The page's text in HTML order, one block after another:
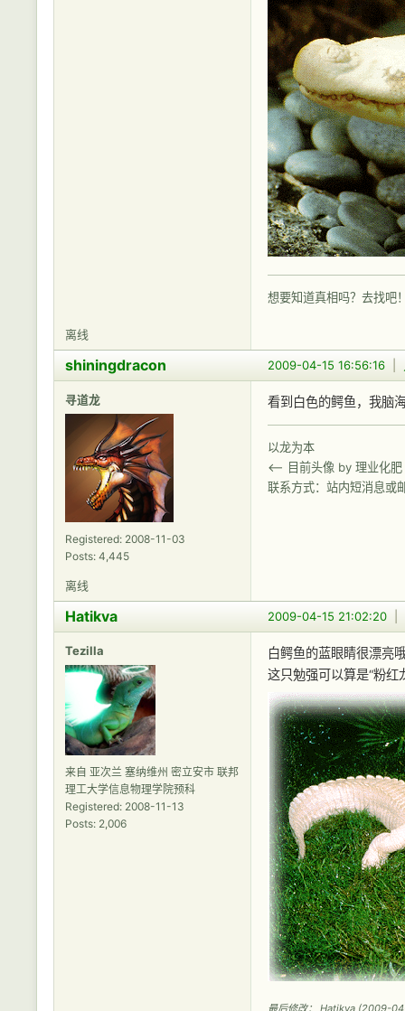
想要知道真相吗？去找吧
离线
2009-04-15 16:56:16
shiningdracon
寻道龙
Registered: 2008-11-03
Posts: 4,445
看到白色的鳄鱼，我脑
以龙为本
<-- 目前头像 by 理业化肥
联系方式：站内短消息或
离线
2009-04-15 21:02:20
Hatikva
Tezilla
来自 亚次兰 塞纳维州 密立安市 联邦
理工大学信息物理学院预科
Registered: 2008-11-13
Posts: 2,006
白鳄鱼的蓝眼睛很漂亮
这只勉强可以算是“粉红